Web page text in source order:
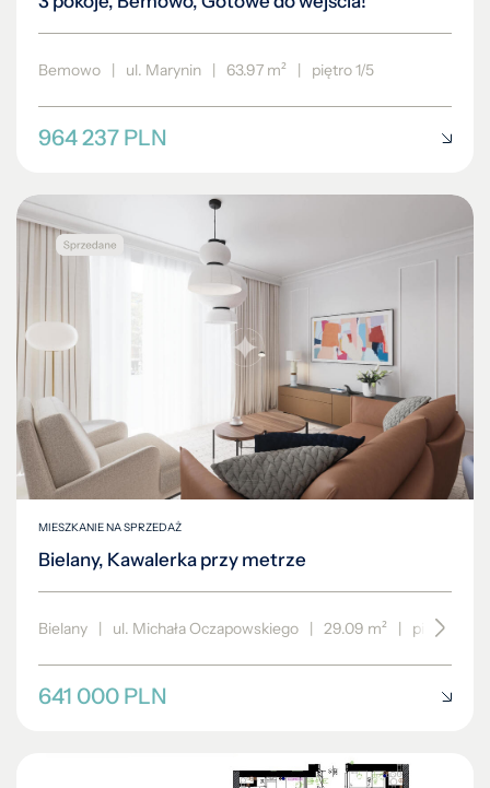
Bemowo ul. Marynin 63.97 m² piętro 1/5
964 237 PLN
MIESZKANIE NA SPRZEDAŻ
Bielany, Kawalerka przy metrze
Bielany | ul. Michała Oczapowskiego | 29.09 m² | piętro 2/4
641 000 PLN